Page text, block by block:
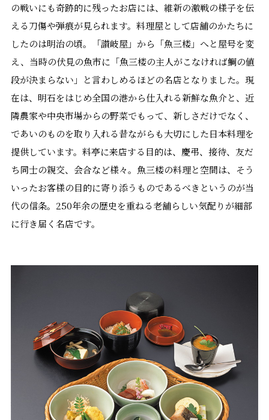
の戦いにも奇跡的に残ったお店には、維新の激戦の様子を伝
える刀傷や弾痕が見られます。料理屋として店舗のかたちに
したのは明治の頃。「讃岐屋」から「魚三楼」へと屋号を変
え、当時の伏見の魚市に「魚三楼の主人がこなければ鯛の値
段が決まらない」と言わしめるほどの名店となりました。現
在は、明石をはじめ全国の港から仕入れる新鮮な魚介と、近
隣農家や中央市場からの野菜でもって、新しさだけでなく、
であいのものを取り入れる昔ながらも大切にした日本料理を
提供しています。料亭に来店する目的は、慶弔、接待、友だ
ち同士の親交、会合など様々。魚三楼の料理と空間は、そう
いったお客様の目的に寄り添うものであるべきというのが当
代の信条。250年余の歴史を重ねる老舗らしい気配りが細部
に行き届く名店です。